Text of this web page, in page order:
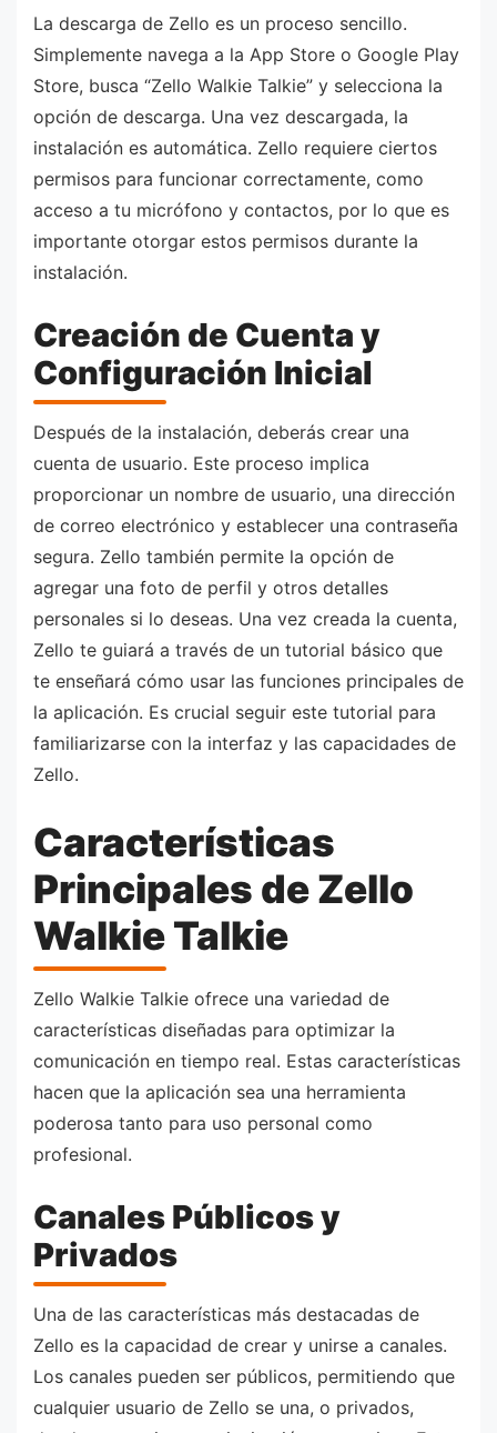
La descarga de Zello es un proceso sencillo.
Simplemente navega a la App Store o Google Play
Store, busca “Zello Walkie Talkie” y selecciona la
opción de descarga. Una vez descargada, la
instalación es automática. Zello requiere ciertos
permisos para funcionar correctamente, como
acceso a tu micrófono y contactos, por lo que es
importante otorgar estos permisos durante la
instalación.
Creación de Cuenta y
Configuración Inicial
Después de la instalación, deberás crear una
cuenta de usuario. Este proceso implica
proporcionar un nombre de usuario, una dirección
de correo electrónico y establecer una contraseña
segura. Zello también permite la opción de
agregar una foto de perfil y otros detalles
personales si lo deseas. Una vez creada la cuenta,
Zello te guiará a través de un tutorial básico que
te enseñará cómo usar las funciones principales de
la aplicación. Es crucial seguir este tutorial para
familiarizarse con la interfaz y las capacidades de
Zello.
Características
Principales de Zello
Walkie Talkie
Zello Walkie Talkie ofrece una variedad de
características diseñadas para optimizar la
comunicación en tiempo real. Estas características
hacen que la aplicación sea una herramienta
poderosa tanto para uso personal como
profesional.
Canales Públicos y
Privados
Una de las características más destacadas de
Zello es la capacidad de crear y unirse a canales.
Los canales pueden ser públicos, permitiendo que
cualquier usuario de Zello se una, o privados,